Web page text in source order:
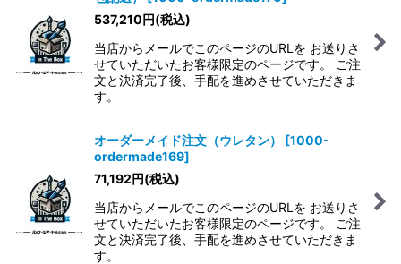
537,210円(税込)
当店からメールでこのページのURLを お送りさ
せていただいたお客様限定のページです。 ご注
文と決済完了後、手配を進めさせていただきま
す。
オーダーメイド注文（ウレタン） [1000-
ordermade169]
71,192円(税込)
当店からメールでこのページのURLを お送りさ
せていただいたお客様限定のページです。 ご注
文と決済完了後、手配を進めさせていただきま
す。